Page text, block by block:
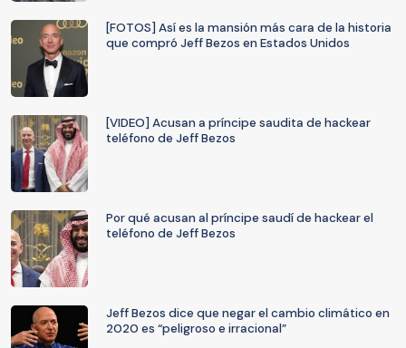
[FOTOS] Así es la mansión más cara de la historia
que compró Jeff Bezos en Estados Unidos
[VIDEO] Acusan a príncipe saudita de hackear
teléfono de Jeff Bezos
Por qué acusan al príncipe saudí de hackear el
teléfono de Jeff Bezos
Jeff Bezos dice que negar el cambio climático en
2020 es “peligroso e irracional”